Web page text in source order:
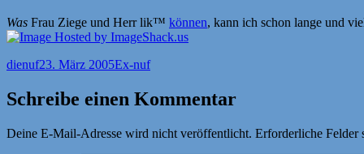
Was Frau Ziege und Herr lik™ können, kann ich schon lange und
Autor
dienufVeröffentlicht
23. März 2005Kategorien
Ex-nuf
Schreibe einen Kommentar
Deine E-Mail-Adresse wird nicht veröffentlicht. Erforderliche Felder